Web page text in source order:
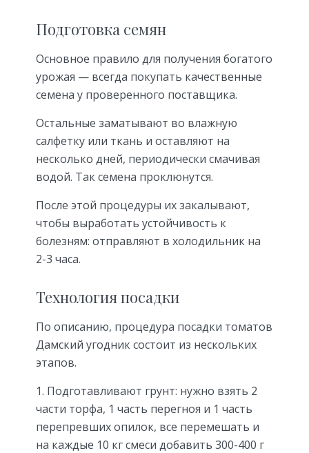
Подготовка семян
Основное правило для получения богатого
урожая — всегда покупать качественные
семена у проверенного поставщика.
Остальные заматывают во влажную
салфетку или ткань и оставляют на
несколько дней, периодически смачивая
водой. Так семена проклюнутся.
После этой процедуры их закалывают,
чтобы выработать устойчивость к
болезням: отправляют в холодильник на
2-3 часа.
Технология посадки
По описанию, процедура посадки томатов
Дамский угодник состоит из нескольких
этапов.
Подготавливают грунт: нужно взять 2
части торфа, 1 часть перегноя и 1 часть
перепревших опилок, все перемешать и
на каждые 10 кг смеси добавить 300-400 г